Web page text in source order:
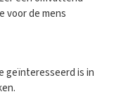
voor de mens
geïnteresseerd is in